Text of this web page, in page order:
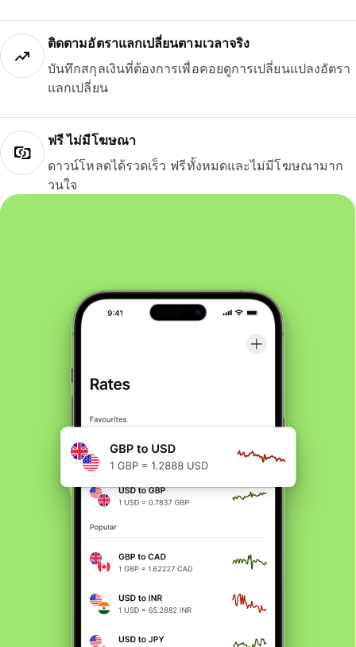
ติดตามอัตราแลกเปลี่ยนตามเวลาจริง
บันทึกสกุลเงินที่ต้องการเพื่อคอยดูการเปลี่ยนแปลงอัตรา
แลกเปลี่ยน
ฟรี ไม่มีโฆษณา
ดาวน์โหลดได้รวดเร็ว ฟรีทั้งหมดและไม่มีโฆษณามาก
วนใจ